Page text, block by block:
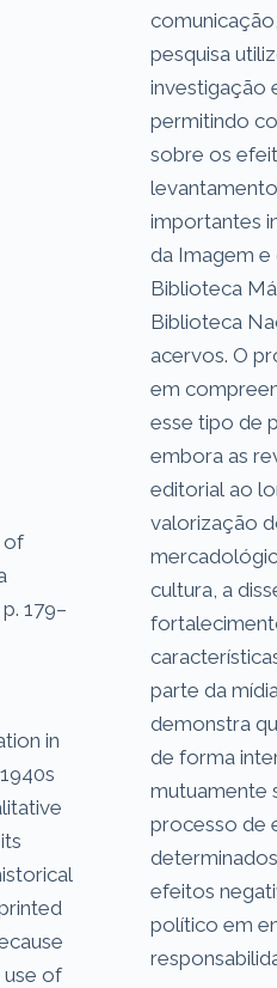
of
179–
in
use of
pesquisa
investigação
permitindo
sobre os
importantes
da Imagem e
Biblioteca
Biblioteca
acervos. O
em
esse tipo de
embora as
editorial ao
valorização
cultura, a
parte da
demonstra
de forma
mutuamente
processo de
efeitos
político em